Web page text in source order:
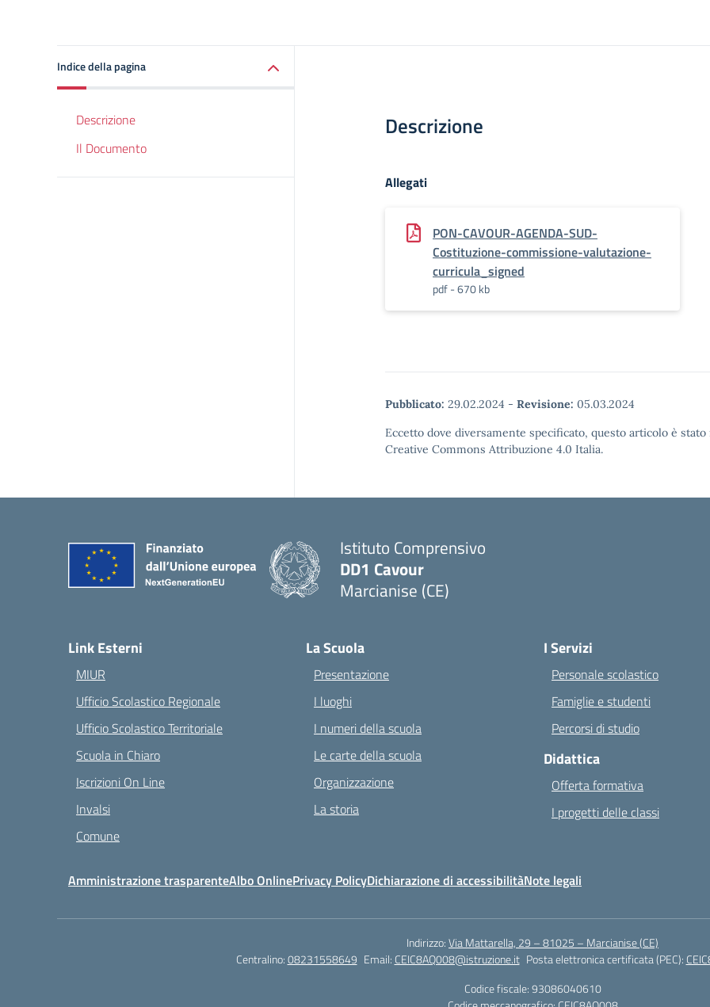
Indice della pagina
Descrizione
Il Documento
Descrizione
Allegati
PON-CAVOUR-AGENDA-SUD-
Costituzione-commissione-valutazione-
curricula_signed
pdf - 670 kb
Pubblicato: 29.02.2024 - Revisione: 05.03.2024
Eccetto dove diversamente specificato, questo articolo è
Creative Commons Attribuzione 4.0 Italia.
Istituto Comprensivo
DD1 Cavour
Marcianise (CE)
Link Esterni
MIUR
Ufficio Scolastico Regionale
Ufficio Scolastico Territoriale
Scuola in Chiaro
Iscrizioni On Line
Invalsi
Comune
La Scuola
Presentazione
I luoghi
I numeri della scuola
Le carte della scuola
Organizzazione
La storia
I Servizi
Personale scolastico
Famiglie e studenti
Percorsi di studio
Didattica
Offerta formativa
I progetti delle classi
Amministrazione trasparenteAlbo OnlinePrivacy PolicyDichiarazione di accessibilitàNote legali
Indirizzo:Via Mattarella, 29 – 81025 – Marcianise (CE)
Centralino:08231558649 Email: CEIC8AQ008@istruzione.it Posta elettronica certificata (PEC):
Codice fiscale: 93086040610